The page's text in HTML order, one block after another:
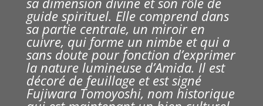
guide spirituel. Elle comprend dans
sa partie centrale, un miroir en
cuivre, qui forme un nimbe et qui a
sans doute pour fonction d’exprimer
la nature lumineuse d’Amida. Il est
décoré de feuillage et est signé
Fujiwara Tomoyoshi, nom historique